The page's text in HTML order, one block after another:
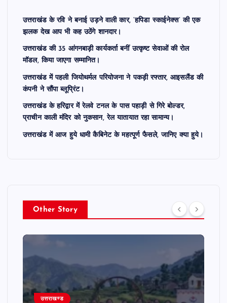
उत्तराखंड के रवि ने बनाई उड़ने वाली कार, ‘हपिडा स्काईनेक्स’ की एक
झलक देख आप भी कह उठेंगे शानदार।
उत्तराखंड की 35 आंगनबाड़ी कार्यकर्ता बनीं उत्कृष्ट सेवाओं की रोल
मॉडल, किया जाएगा सम्मानित।
उत्तराखंड में पहली जियोथर्मल परियोजना ने पकड़ी रफ्तार, आइसलैंड की
कंपनी ने सौंपा ब्लूप्रिंट।
उत्तराखंड के हरिद्वार में रेलवे टनल के पास पहाड़ी से गिरे बोल्डर,
प्राचीन काली मंदिर को नुकसान, रेल यातायात रहा सामान्य।
उत्तराखंड में आज हुये धामी कैबिनेट के महत्पूर्ण फैसले, जानिए क्या हुये।
Other Story
उत्तराखण्ड